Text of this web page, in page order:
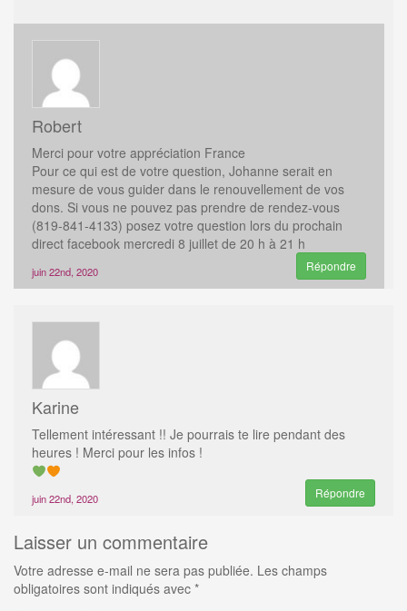
Robert
Merci pour votre appréciation France
Pour ce qui est de votre question, Johanne serait en
mesure de vous guider dans le renouvellement de vos
dons. Si vous ne pouvez pas prendre de rendez-vous
(819-841-4133) posez votre question lors du prochain
direct facebook mercredi 8 juillet de 20 h à 21 h
juin 22nd, 2020 Répondre
Karine
Tellement intéressant !! Je pourrais te lire pendant des
heures ! Merci pour les infos !
juin 22nd, 2020 Répondre
Laisser un commentaire
Votre adresse e-mail ne sera pas publiée. Les champs
obligatoires sont indiqués avec *